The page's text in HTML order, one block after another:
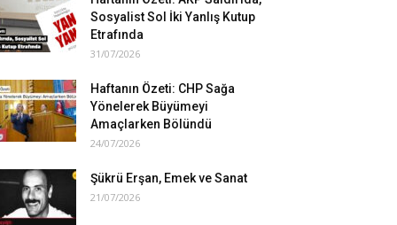
Sosyalist Sol İki Yanlış Kutup
Etrafında
31/07/2026
Haftanın Özeti: CHP Sağa
Yönelerek Büyümeyi
Amaçlarken Bölündü
24/07/2026
Şükrü Erşan, Emek ve Sanat
21/07/2026